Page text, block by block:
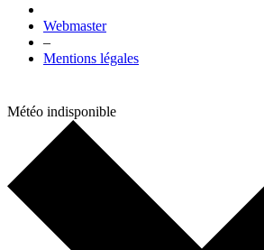
Webmaster
–
Mentions légales
Météo indisponible